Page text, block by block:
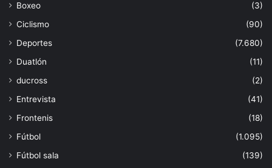
Boxeo
(3)
Ciclismo
(90)
Deportes
(7.680)
Duatlón
(11)
ducross
(2)
Entrevista
(41)
Frontenis
(18)
Fútbol
(1.095)
Fútbol sala
(139)